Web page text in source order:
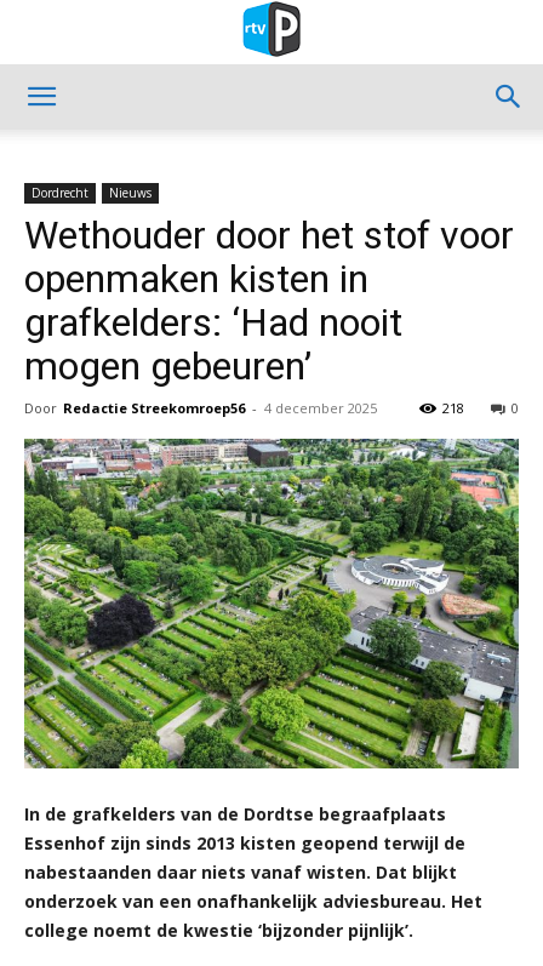
Dordrecht Nieuws
Wethouder door het stof voor
openmaken kisten in
grafkelders: ‘Had nooit
mogen gebeuren’
Door Redactie Streekomroep56 - 4 december 2025 0
218
In de grafkelders van de Dordtse begraafplaats
Essenhof zijn sinds 2013 kisten geopend terwijl de
nabestaanden daar niets vanaf wisten. Dat blijkt
onderzoek van een onafhankelijk adviesbureau. Het
college noemt de kwestie ‘bijzonder pijnlijk’.